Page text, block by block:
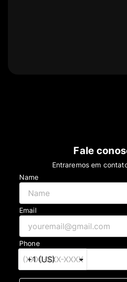
Fale
Entraremos em
Name
Email
Phone